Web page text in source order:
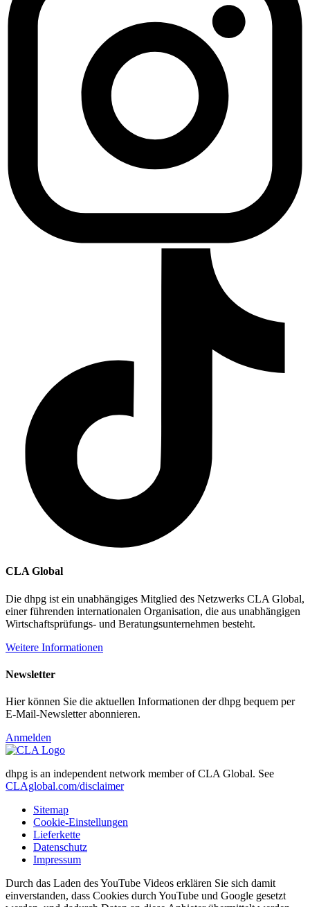
CLA Global
Die dhpg ist ein unabhängiges Mitglied des Netzwerks CLA Global,
einer führenden internationalen Organisation, die aus unabhängigen
Wirtschaftsprüfungs- und Beratungsunternehmen besteht.
Weitere Informationen
Newsletter
Hier können Sie die aktuellen Informationen der dhpg bequem per
E-Mail-Newsletter abonnieren.
Anmelden
dhpg is an independent network member of CLA Global. See
CLAglobal.com/disclaimer
Sitemap
Cookie-Einstellungen
Lieferkette
Datenschutz
Impressum
Durch das Laden des YouTube Videos erklären Sie sich damit
einverstanden, dass Cookies durch YouTube und Google gesetzt